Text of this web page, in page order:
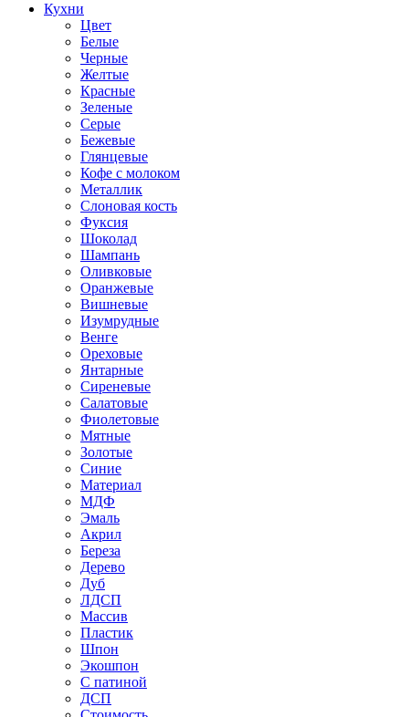
Кухни
Цвет
Белые
Черные
Желтые
Красные
Зеленые
Серые
Бежевые
Глянцевые
Кофе с молоком
Металлик
Слоновая кость
Фуксия
Шоколад
Шампань
Оливковые
Оранжевые
Вишневые
Изумрудные
Венге
Ореховые
Янтарные
Сиреневые
Салатовые
Фиолетовые
Мятные
Золотые
Синие
Материал
МДФ
Эмаль
Акрил
Береза
Дерево
Дуб
ЛДСП
Массив
Пластик
Шпон
Экошпон
С патиной
ДСП